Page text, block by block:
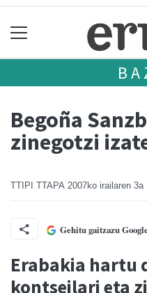
Begoña
zinegotzi
TTIPI TTAPA 2007ko irailaren 3a
Gehitu gaitzazu
Erabakia hartu
kontseilari eta